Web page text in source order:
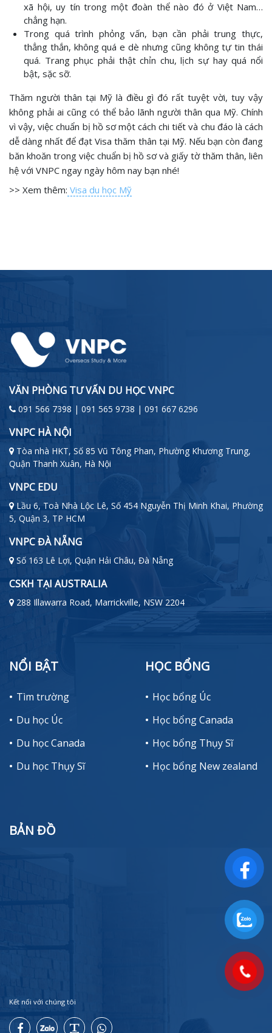
xã hội, uy tín trong một đoàn thể nào đó ở Việt Nam…
chẳng hạn.
Trong quá trình phỏng vấn, bạn cần phải trung thực,
thẳng thắn, không quá e dè nhưng cũng không tự tin thái
quá. Trang phục phải thật chỉn chu, lịch sự hay quá nổi
bật, sặc sỡ.
Thăm người thân tại Mỹ là điều gì đó rất tuyệt vời, tuy vậy
không phải ai cũng có thể bảo lãnh người thân qua Mỹ. Chính
vì vậy, việc chuẩn bị hồ sơ một cách chi tiết và chu đáo là cách
dễ dàng nhất để đạt Visa thăm thân tại Mỹ. Nếu bạn còn đang
băn khoăn trong việc chuẩn bị hồ sơ và giấy tờ thăm thân, liên
hệ với VNPC ngay ngày hôm nay bạn nhé!
>> Xem thêm: Visa du học Mỹ
VĂN PHÒNG TƯ VẤN DU HỌC VNPC
091 566 7398 | 091 565 9738 | 091 667 6296
VNPC HÀ NỘI
Tòa nhà HKT, Số 85 Vũ Tông Phan, Phường Khương Trung,
Quận Thanh Xuân, Hà Nội
VNPC EDU
Lầu 6, Toà Nhà Lộc Lê, Số 454 Nguyễn Thị Minh Khai, Phường
5, Quận 3, TP HCM
VNPC ĐÀ NẴNG
Số 163 Lê Lợi, Quận Hải Châu, Đà Nẵng
CSKH TẠI AUSTRALIA
288 Illawarra Road, Marrickville, NSW 2204
NỔI BẬT
Tìm trường
Du học Úc
Du học Canada
Du học Thụy Sĩ
HỌC BỔNG
Học bổng Úc
Học bổng Canada
Học bổng Thụy Sĩ
Học bổng New zealand
BẢN ĐỒ
Kết nối với chúng tôi